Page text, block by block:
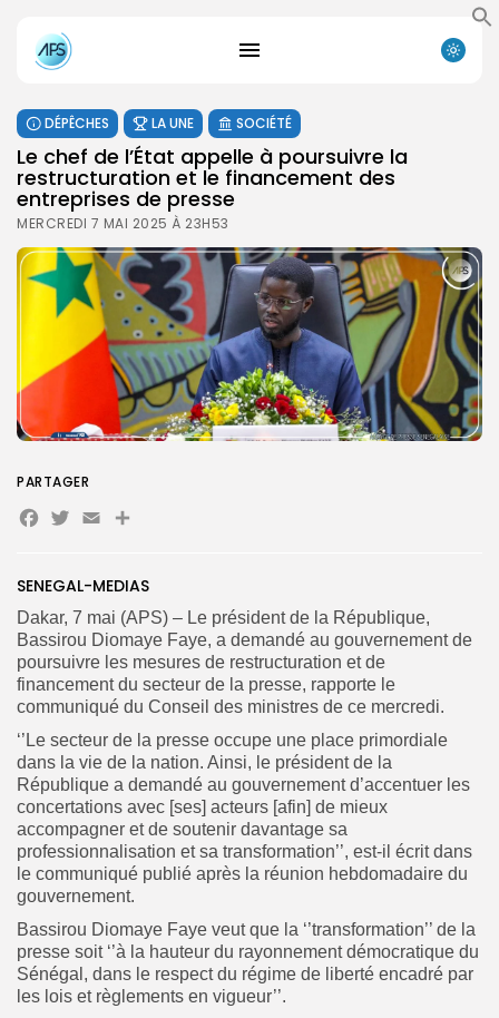
Search
Button
FR
DÉPÊCHES LA UNE SOCIÉTÉ
Le chef de l’État appelle à poursuivre la
restructuration et le financement des
entreprises de presse
MERCREDI 7 MAI 2025 À 23H53
SENEGAL-MEDIAS
Dakar, 7 mai (APS) – Le président de la République,
Bassirou Diomaye Faye, a demandé au gouvernement de
poursuivre les mesures de restructuration et de
financement du secteur de la presse, rapporte le
communiqué du Conseil des ministres de ce mercredi.
‘’Le secteur de la presse occupe une place primordiale
dans la vie de la nation. Ainsi, le président de la
République a demandé au gouvernement d’accentuer les
concertations avec [ses] acteurs [afin] de mieux
accompagner et de soutenir davantage sa
professionnalisation et sa transformation’’, est-il écrit dans
le communiqué publié après la réunion hebdomadaire du
gouvernement.
Bassirou Diomaye Faye veut que la ‘’transformation’’ de la
presse soit ‘’à la hauteur du rayonnement démocratique du
Sénégal, dans le respect du régime de liberté encadré par
les lois et règlements en vigueur’’.
PARTAGER
Facebook
Twitter
EmailPartager